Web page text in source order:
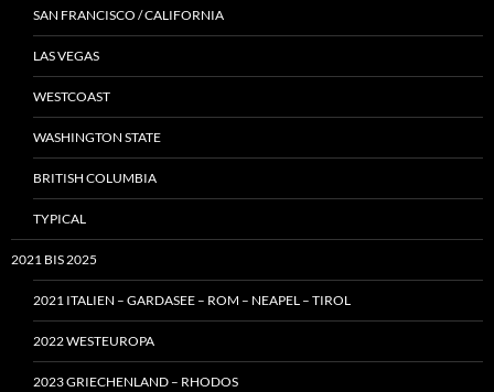
SAN FRANCISCO / CALIFORNIA
LAS VEGAS
WESTCOAST
WASHINGTON STATE
BRITISH COLUMBIA
TYPICAL
2021 BIS 2025
2021 ITALIEN – GARDASEE – ROM – NEAPEL – TIROL
2022 WESTEUROPA
2023 GRIECHENLAND – RHODOS